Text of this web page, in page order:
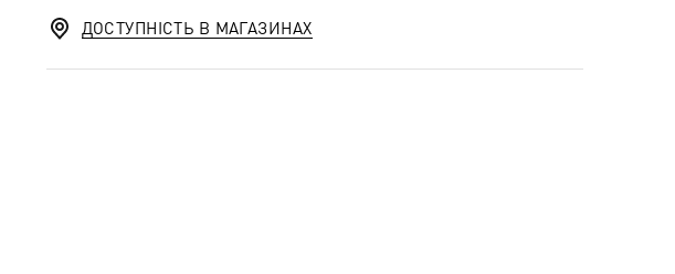
ДОСТУПНІСТЬ В МАГАЗИНАХ